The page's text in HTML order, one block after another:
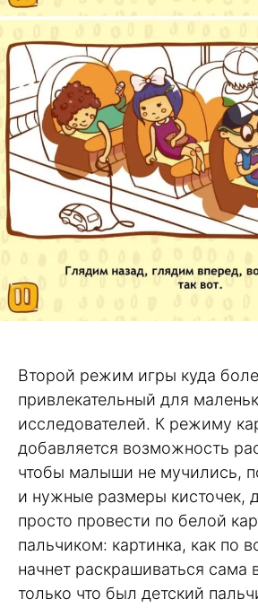
Второй режим игры куда
привлекательный для
исследователей. К режиму
добавляется возможность
чтобы малыши не мучились,
и нужные размеры кисточек,
просто провести по белой
пальчиком: картинка, как по
начнет раскрашиваться сама
только что был детский